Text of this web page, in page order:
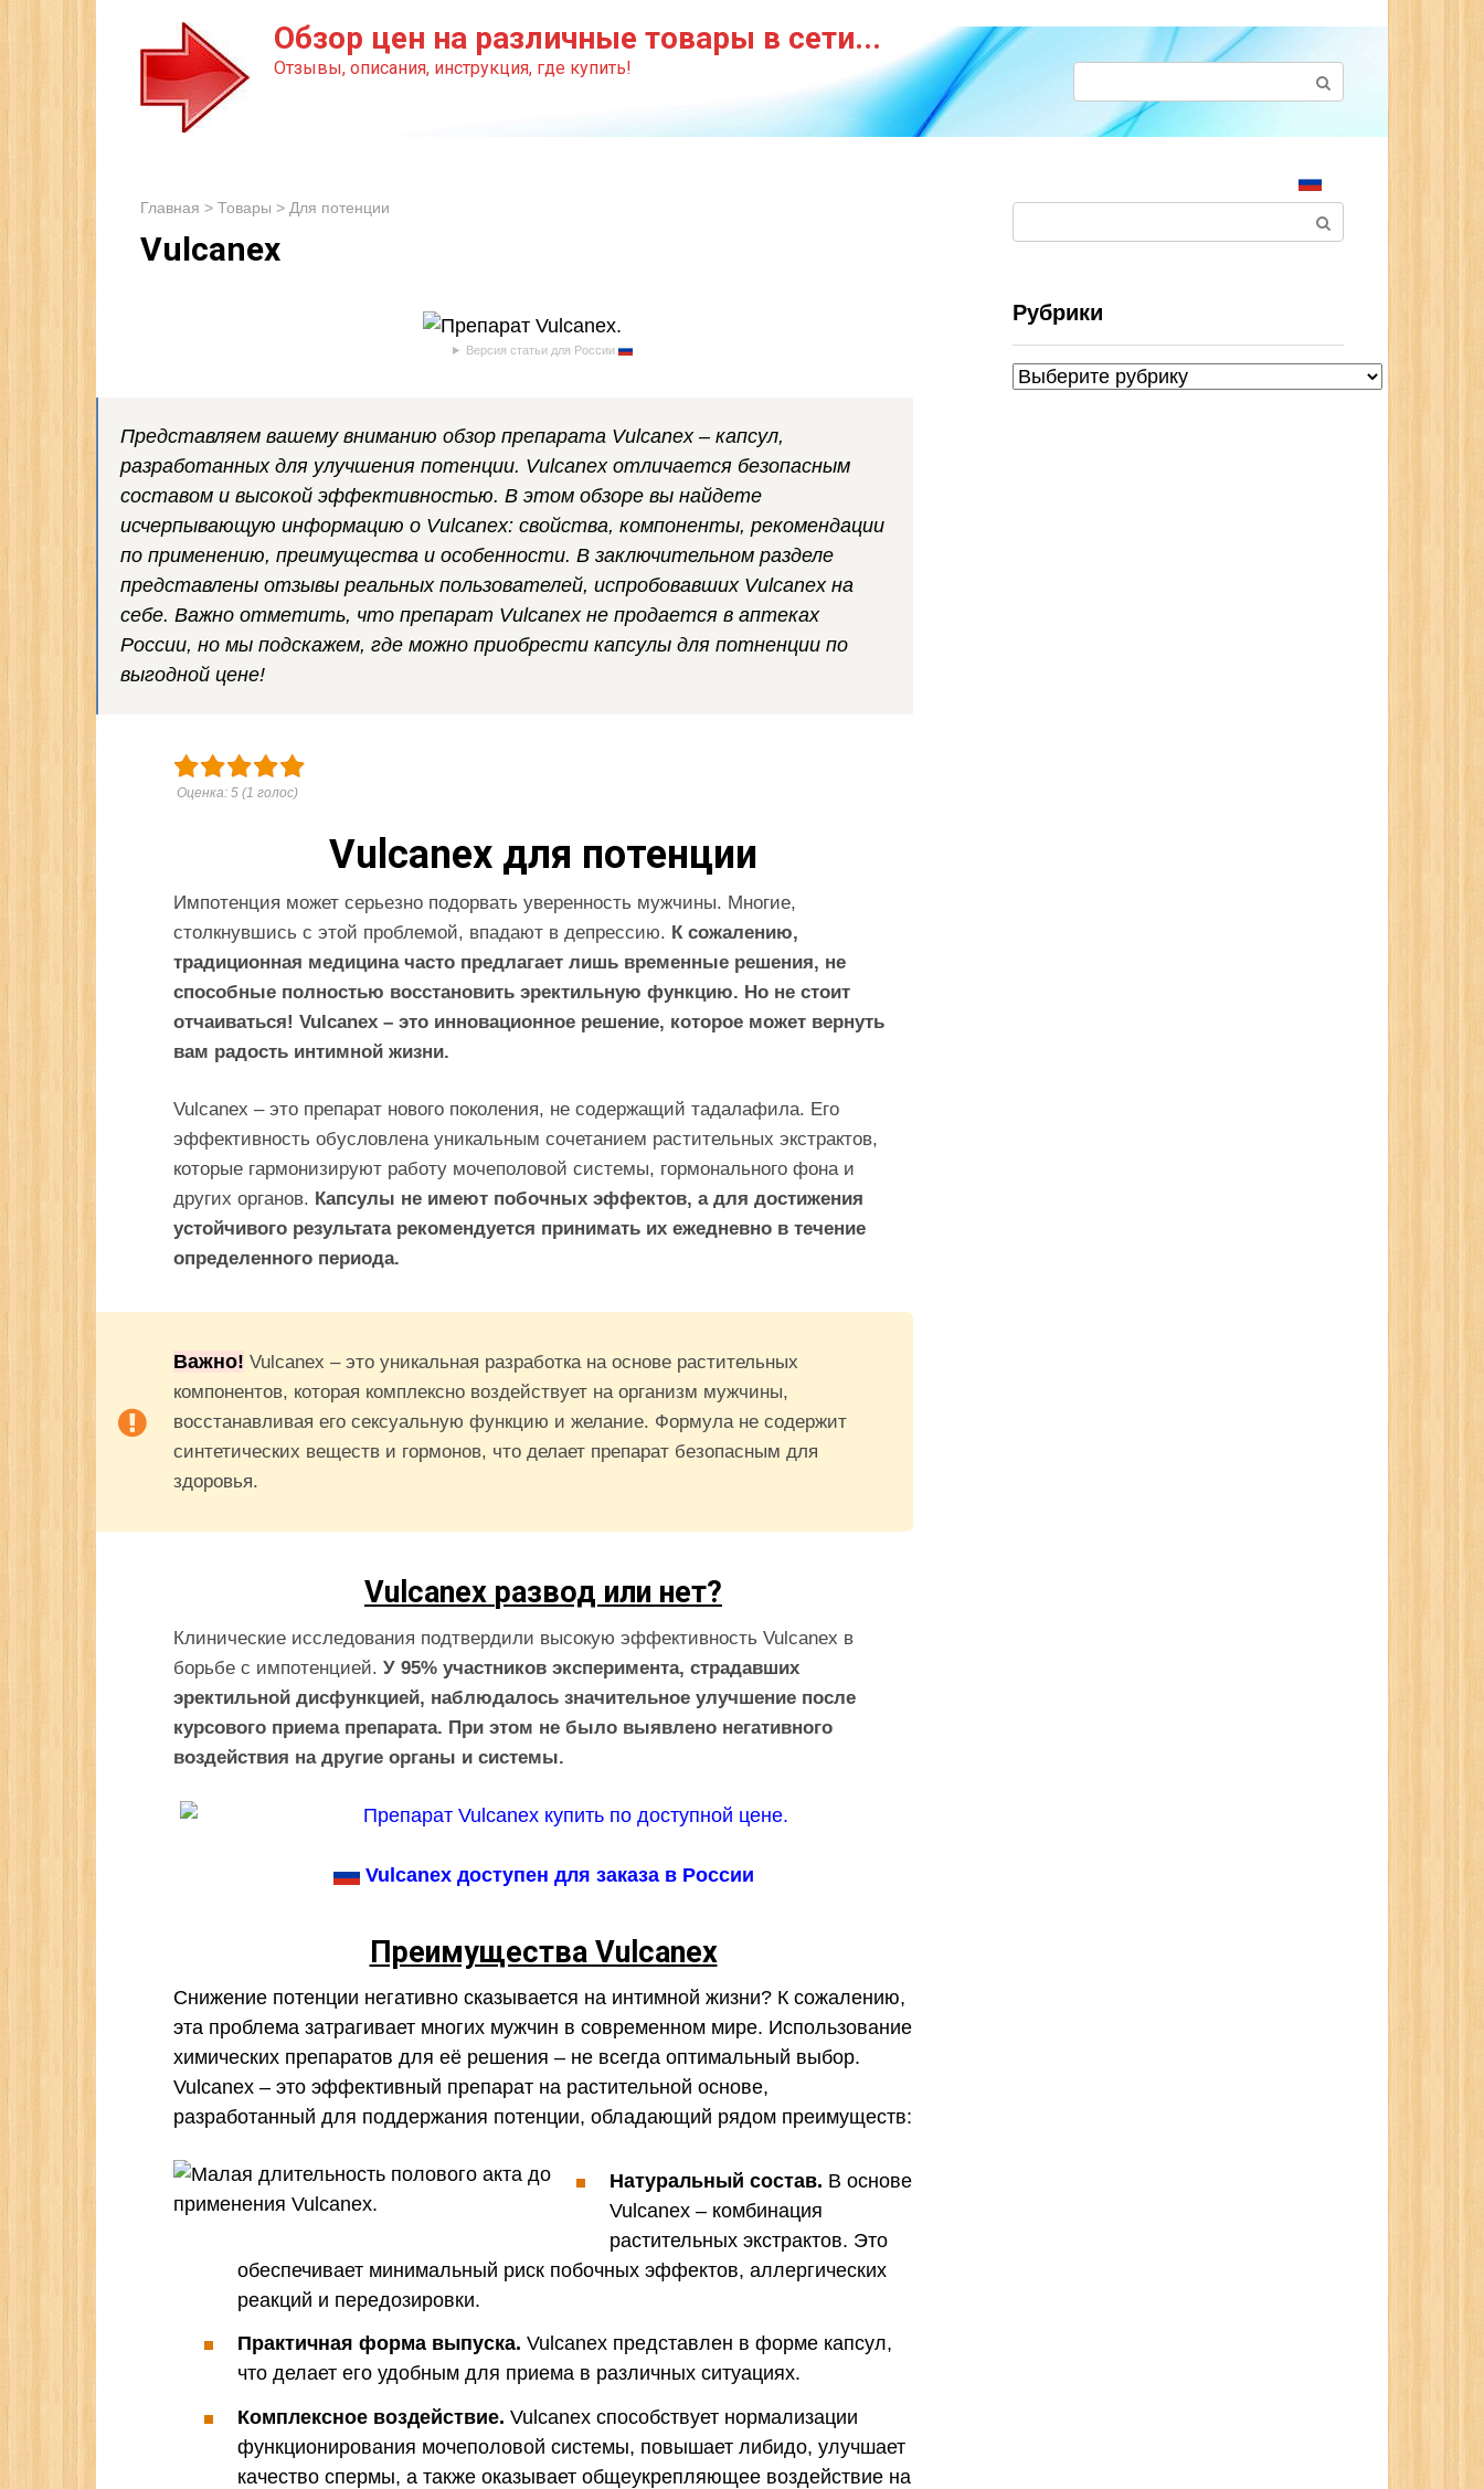
Обзор цен на различные товары в сети...
Отзывы, описания, инструкция, где купить!
Главная > Товары > Для потенции
Vulcanex
Версия статьи для России
Представляем вашему вниманию обзор препарата Vulcanex – капсул,
разработанных для улучшения потенции. Vulcanex отличается безопасным
составом и высокой эффективностью. В этом обзоре вы найдете
исчерпывающую информацию о Vulcanex: свойства, компоненты, рекомендации
по применению, преимущества и особенности. В заключительном разделе
представлены отзывы реальных пользователей, испробовавших Vulcanex на
себе. Важно отметить, что препарат Vulcanex не продается в аптеках
России, но мы подскажем, где можно приобрести капсулы для потненции по
выгодной цене!
Оценка: 5 (1 голос)
Vulcanex для потенции
Импотенция может серьезно подорвать уверенность мужчины. Многие,
столкнувшись с этой проблемой, впадают в депрессию. К сожалению,
традиционная медицина часто предлагает лишь временные решения, не
способные полностью восстановить эректильную функцию. Но не стоит
отчаиваться! Vulcanex – это инновационное решение, которое может вернуть
вам радость интимной жизни.
Vulcanex – это препарат нового поколения, не содержащий тадалафила. Его
эффективность обусловлена уникальным сочетанием растительных экстрактов,
которые гармонизируют работу мочеполовой системы, гормонального фона и
других органов. Капсулы не имеют побочных эффектов, а для достижения
устойчивого результата рекомендуется принимать их ежедневно в течение
определенного периода.
Важно! Vulcanex – это уникальная разработка на основе растительных
компонентов, которая комплексно воздействует на организм мужчины,
восстанавливая его сексуальную функцию и желание. Формула не содержит
синтетических веществ и гормонов, что делает препарат безопасным для
здоровья.
Vulcanex развод или нет?
Клинические исследования подтвердили высокую эффективность Vulcanex в
борьбе с импотенцией. У 95% участников эксперимента, страдавших
эректильной дисфункцией, наблюдалось значительное улучшение после
курсового приема препарата. При этом не было выявлено негативного
воздействия на другие органы и системы.
Vulcanex доступен для заказа в России
Преимущества Vulcanex
Снижение потенции негативно сказывается на интимной жизни? К сожалению,
эта проблема затрагивает многих мужчин в современном мире. Использование
химических препаратов для её решения – не всегда оптимальный выбор.
Vulcanex – это эффективный препарат на растительной основе,
разработанный для поддержания потенции, обладающий рядом преимуществ:
Натуральный состав. В основе
Vulcanex – комбинация
растительных экстрактов. Это
обеспечивает минимальный риск побочных эффектов, аллергических
реакций и передозировки.
Практичная форма выпуска. Vulcanex представлен в форме капсул,
что делает его удобным для приема в различных ситуациях.
Комплексное воздействие. Vulcanex способствует нормализации
функционирования мочеполовой системы, повышает либидо, улучшает
качество спермы, а также оказывает общеукрепляющее воздействие на
Рубрики
Рубрики